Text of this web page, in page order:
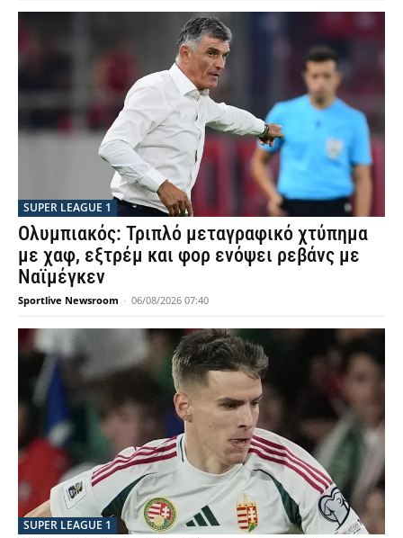
SUPER LEAGUE 1
Ολυμπιακός: Τριπλό μεταγραφικό χτύπημα
με χαφ, εξτρέμ και φορ ενόψει ρεβάνς με
Ναϊμέγκεν
Sportlive Newsroom - 06/08/2026 07:40
SUPER LEAGUE 1